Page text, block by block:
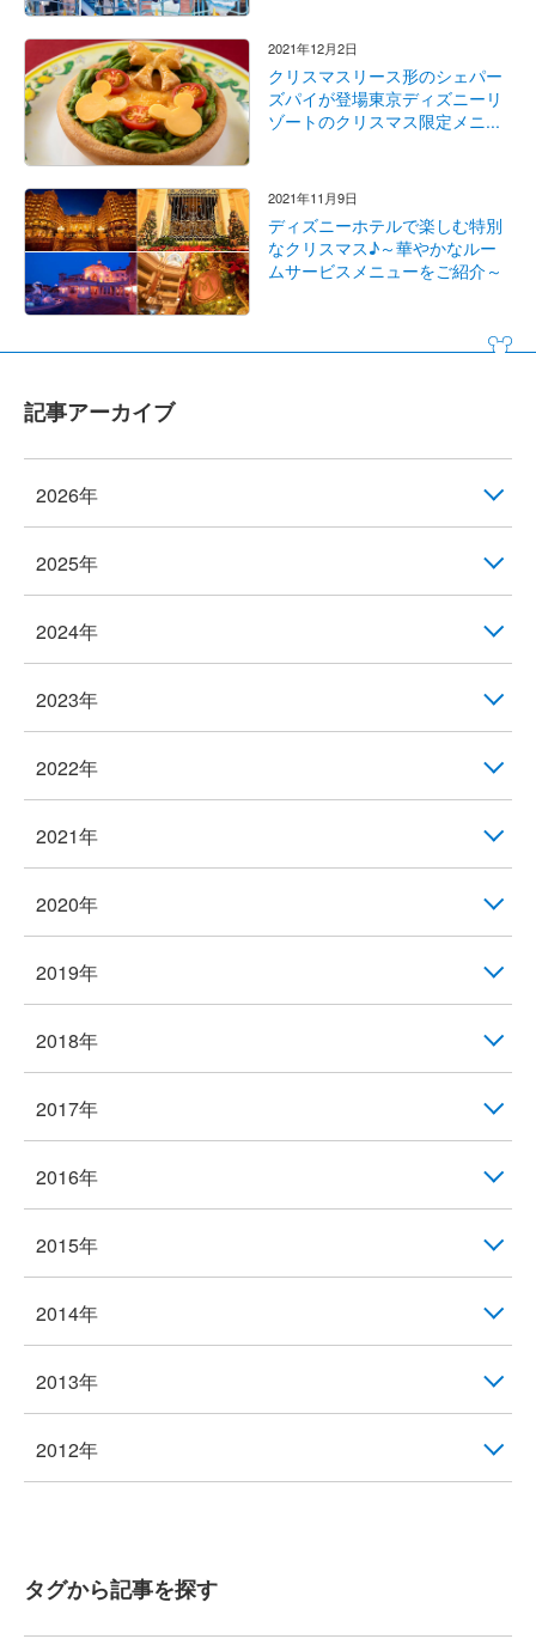
2021年12月2日
クリスマスリース形のシェパー
ズパイが登場東京ディズニーリ
ゾートのクリスマス限定メニ...
2021年11月9日
ディズニーホテルで楽しむ特別
なクリスマス♪～華やかなルー
ムサービスメニューをご紹介～
記事アーカイブ
2026年
2025年
2024年
2023年
2022年
2021年
2020年
2019年
2018年
2017年
2016年
2015年
2014年
2013年
2012年
タグから記事を探す